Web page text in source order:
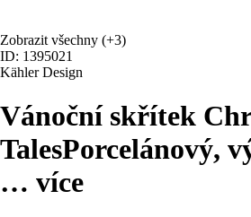
Zobrazit všechny (+3)
ID: 1395021
Kähler Design
Vánoční skřítek
TalesPorcelánový,
… více